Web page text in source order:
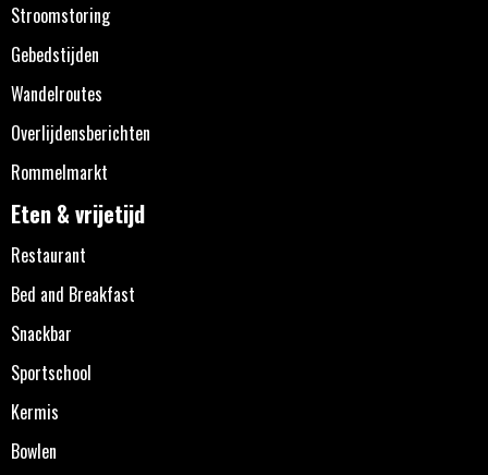
Stroomstoring
Gebedstijden
Wandelroutes
Overlijdensberichten
Rommelmarkt
Eten & vrijetijd
Restaurant
Bed and Breakfast
Snackbar
Sportschool
Kermis
Bowlen